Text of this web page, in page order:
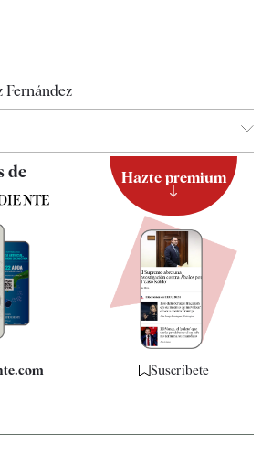
Fernández
de Hazte premium
Suscríbete